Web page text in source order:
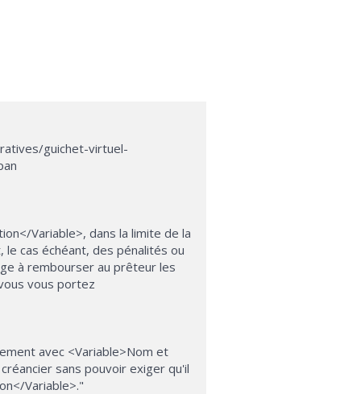
guichet-virtuel-
Variable>, dans la limite de la
cas échéant, des pénalités ou
à rembourser au prêteur les
vous portez
avec <Variable>Nom et
sans pouvoir exiger qu'il
Variable>."